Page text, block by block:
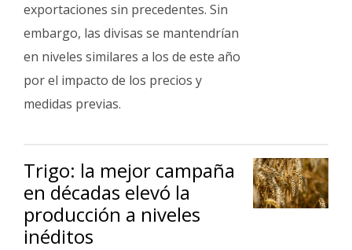
exportaciones sin precedentes. Sin
embargo, las divisas se mantendrían
en niveles similares a los de este año
por el impacto de los precios y
medidas previas.
Trigo: la mejor campaña
en décadas elevó la
producción a niveles
inéditos